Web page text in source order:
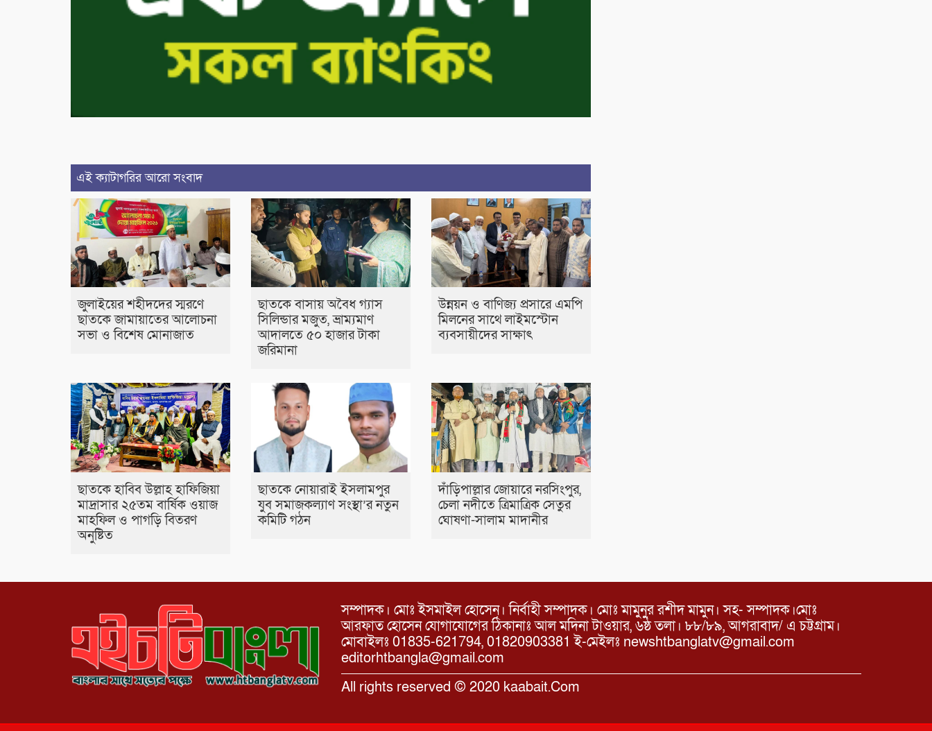
এই ক্যাটাগরির আরো সংবাদ
জুলাইয়ের শহীদদের স্মরণে
ছাতকে জামায়াতের আলোচনা
সভা ও বিশেষ মোনাজাত
ছাতকে বাসায় অবৈধ গ্যাস
সিলিন্ডার মজুত, ভ্রাম্যমাণ
আদালতে ৫০ হাজার টাকা
জরিমানা
উন্নয়ন ও বাণিজ্য প্রসারে এমপি
মিলনের সাথে লাইমস্টোন
ব্যবসায়ীদের সাক্ষাৎ
ছাতকে হাবিব উল্লাহ হাফিজিয়া
মাদ্রাসার ২৫তম বার্ষিক ওয়াজ
মাহফিল ও পাগড়ি বিতরণ
অনুষ্টিত
ছাতকে নোয়ারাই ইসলামপুর
যুব সমাজকল্যাণ সংস্থা’র নতুন
কমিটি গঠন
দাঁড়িপাল্লার জোয়ারে নরসিংপুর,
চেলা নদীতে ত্রিমাত্রিক সেতুর
ঘোষণা-সালাম মাদানীর
সম্পাদক। মোঃ ইসমাইল হোসেন। নির্বাহী সম্পাদক। মোঃ মামুনুর রশীদ মামুন। সহ- সম্পাদক।মোঃ
আরফাত হোসেন যোগাযোগের ঠিকানাঃ আল মদিনা টাওয়ার, ৬ষ্ঠ তলা। ৮৮/৮৯, আগরাবাদ/ এ চট্টগ্রাম।
মোবাইলঃ 01835-621794, 01820903381 ই-মেইলঃ newshtbanglatv@gmail.com
editorhtbangla@gmail.com
All rights reserved © 2020 kaabait.Com